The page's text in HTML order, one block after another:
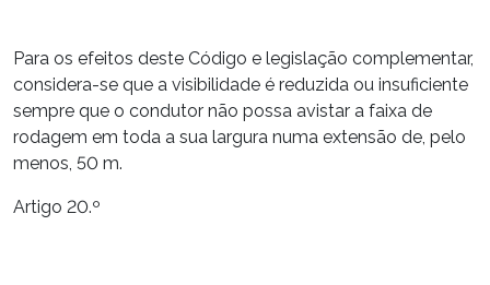
Para os efeitos deste Código e legislação complementar,
considera-se que a visibilidade é reduzida ou insuficiente
sempre que o condutor não possa avistar a faixa de
rodagem em toda a sua largura numa extensão de, pelo
menos, 50 m.
Artigo 20.º